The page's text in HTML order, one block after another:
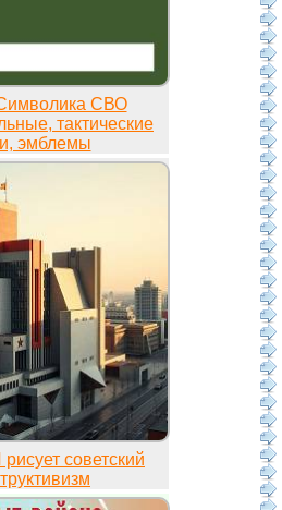
СВО
тактические
эмблемы
советский